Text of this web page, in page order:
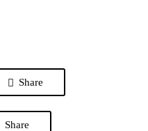
Share
Share